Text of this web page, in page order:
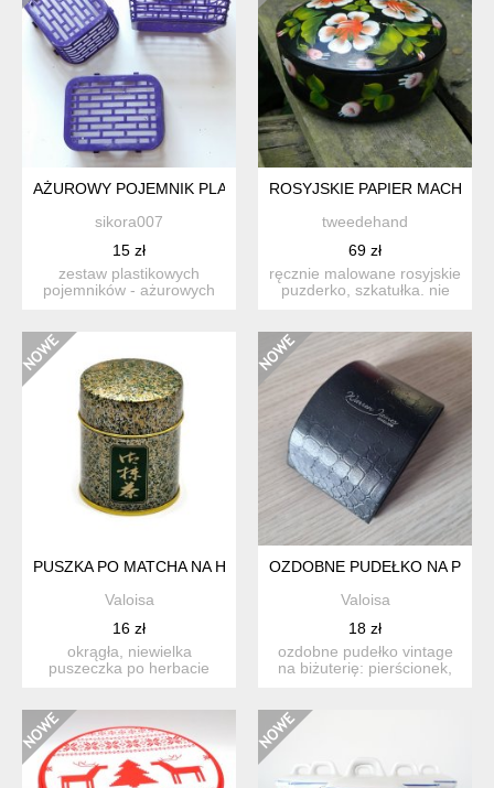
AŻUROWY POJEMNIK PLASTIKOWY KOSZYCZEK
sikora007
15 zł
zestaw plastikowych
pojemników - ażurowych
ROSYJSKIE PAPIER MACHE *
tweedehand
69 zł
ręcznie malowane rosyjskie
puzderko, szkatułka. nie
PUSZKA PO MATCHA NA HERBATĘ BIBELOTY
Valoisa
16 zł
okrągła, niewielka
puszeczka po herbacie
OZDOBNE PUDEŁKO NA
Valoisa
18 zł
ozdobne pudełko vintage
na biżuterię: pierścionek,